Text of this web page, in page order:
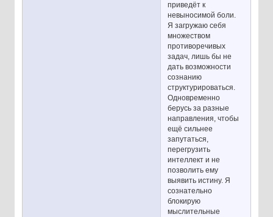
приведёт к
невыносимой боли.
Я загружаю себя
множеством
противоречивых
задач, лишь бы не
дать возможности
сознанию
структурироваться.
Одновременно
берусь за разные
направления, чтобы
ещё сильнее
запутаться,
перегрузить
интеллект и не
позволить ему
выявить истину. Я
сознательно
блокирую
мыслительные